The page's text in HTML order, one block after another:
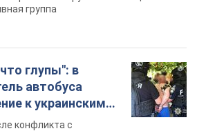
группа
глупы": в
автобуса
к украинским
за это.
конфликта с